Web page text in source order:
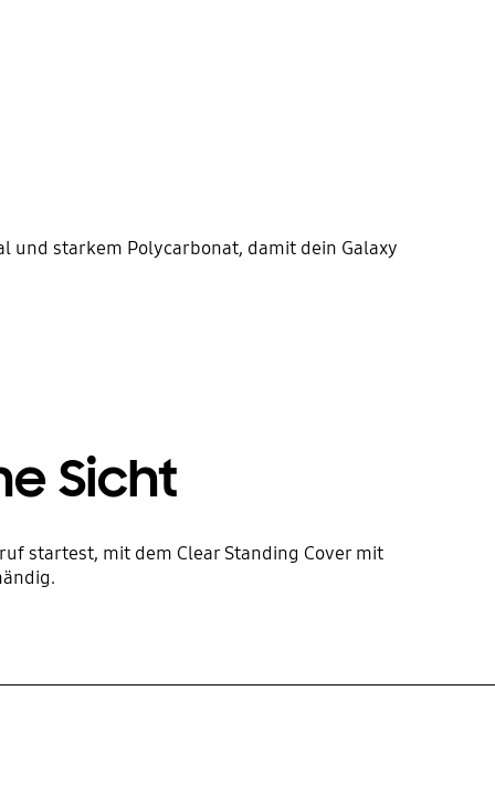
und starkem Polycarbonat, damit dein Galaxy
Sicht
startest, mit dem Clear Standing Cover mit